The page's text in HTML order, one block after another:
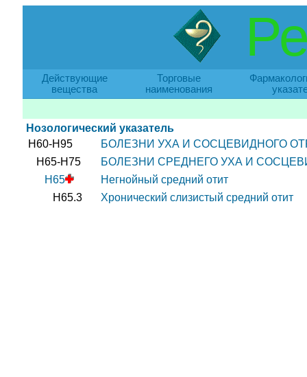
Действующие
вещества
Торговые
наименования
Нозологический указатель
H60-H95
БОЛЕЗНИ УХА И СОСЦЕВИДНОГО
H65-H75
БОЛЕЗНИ СРЕДНЕГО УХА И
H65
Негнойный средний отит
H65.3
Хронический слизистый средний отит